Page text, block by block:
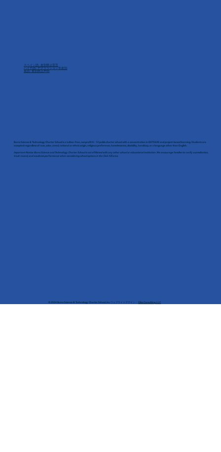
スペイン語: 差別禁止宣言
ハイチ語: デクララション非差別
英語: 差別禁止声明
Burns Science & Technology Charter School is a tuition-free, nonprofit K - 12 public charter school with a concentration in EiSTEAM and project-based learning. Students are
accepted regardless of race, color, creed, national or ethnic origin, religious preference, homelessness, disability, handicap, or a language other than English.
Important Notice: Burns Science and Technology Charter School is not affiliated with any other school or educational institution. We encourage families to verify accreditation,
track record, and academic performance when considering school options in the Oak Hill area.
© 2024 Burns Science & Technology Charter School, Inc. ウェブサイトデザイン：Gliss Consulting, LLC